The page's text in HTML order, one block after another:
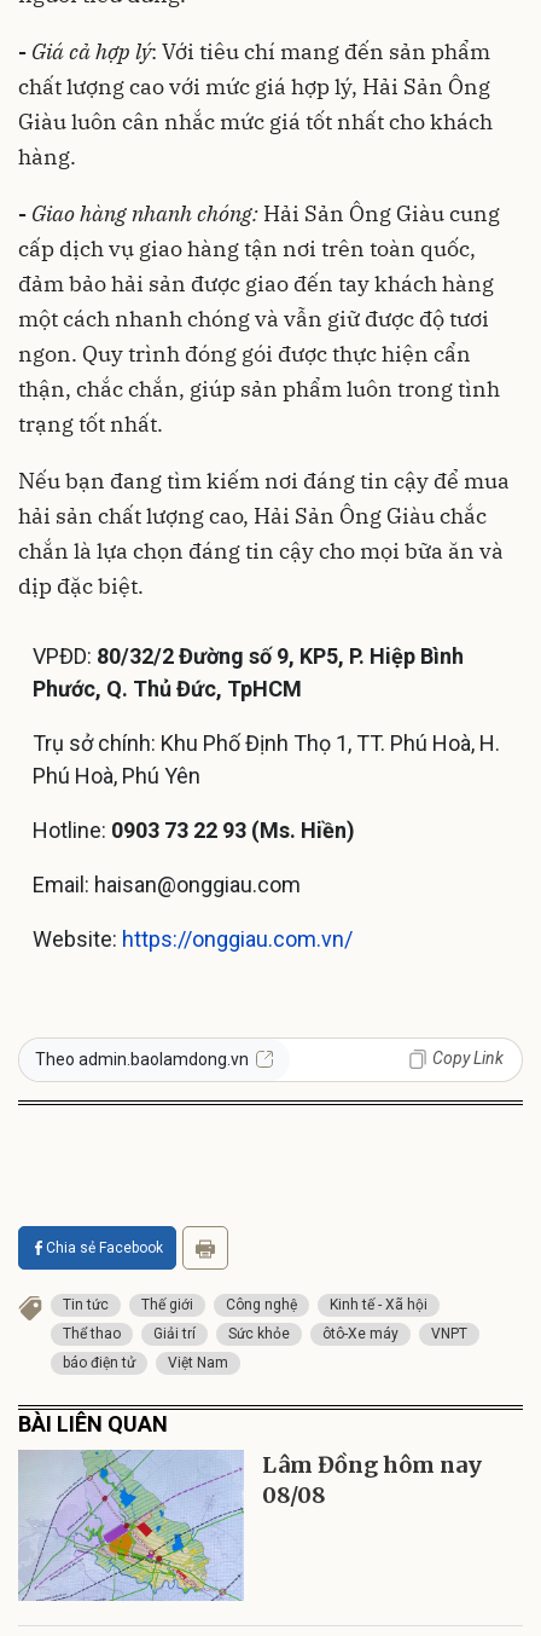
- Giá cả hợp lý: Với tiêu chí mang đến sản phẩm
chất lượng cao với mức giá hợp lý, Hải Sản Ông
Giàu luôn cân nhắc mức giá tốt nhất cho khách
hàng.
- Giao hàng nhanh chóng: Hải Sản Ông Giàu cung
cấp dịch vụ giao hàng tận nơi trên toàn quốc,
đảm bảo hải sản được giao đến tay khách hàng
một cách nhanh chóng và vẫn giữ được độ tươi
ngon. Quy trình đóng gói được thực hiện cẩn
thận, chắc chắn, giúp sản phẩm luôn trong tình
trạng tốt nhất.
Nếu bạn đang tìm kiếm nơi đáng tin cậy để mua
hải sản chất lượng cao, Hải Sản Ông Giàu chắc
chắn là lựa chọn đáng tin cậy cho mọi bữa ăn và
dịp đặc biệt.
VPĐD: 80/32/2 Đường số 9, KP5, P. Hiệp Bình
Phước, Q. Thủ Đức, TpHCM
Trụ sở chính: Khu Phố Định Thọ 1, TT. Phú Hoà, H.
Phú Hoà, Phú Yên
Hotline: 0903 73 22 93 (Ms. Hiền)
Email: haisan@onggiau.com
Website: https://onggiau.com.vn/
Theo admin.baolamdong.vn Copy Link
Chia sẻ Facebook
Tin tức Thế giới Công nghệ
Kinh tế - Xã hội
Thể thao
Giải trí Sức khỏe ôtô-Xe máy
VNPT
báo điện tử
Việt Nam
BÀI LIÊN QUAN
Lâm Đồng hôm nay
08/08